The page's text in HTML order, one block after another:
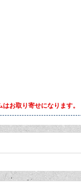
お取り寄せになります。